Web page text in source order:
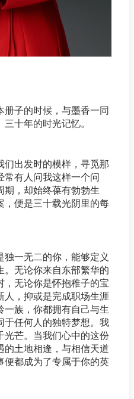
册子的时候，与墨香一同
十年的时光记忆。
出发时的模样，寻觅那
常有人问我这样一个问
期，却始终葆有勃勃生
，便是三十载光阴里的每
一无二的你，能够定义
。无论你来自东部繁华的
，无论你是怀抱稚子的宝
人，抑或是完成职场生涯
一族，你都拥有自己与生
于任何人的独特梦想。我
光芒。当我们心中的这份
的土地相逢，与相信天道
便都成为了专属于你的英